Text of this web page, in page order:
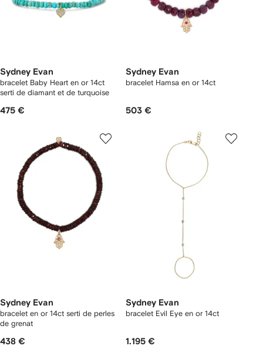
Sydney Evan
bracelet Baby Heart en or 14ct
serti de diamant et de turquoise
475 €
Sydney Evan
bracelet Hamsa en or 14ct
503 €
Sydney Evan
bracelet en or 14ct serti de perles
de grenat
438 €
Sydney Evan
bracelet Evil Eye en or 14ct
1.195 €